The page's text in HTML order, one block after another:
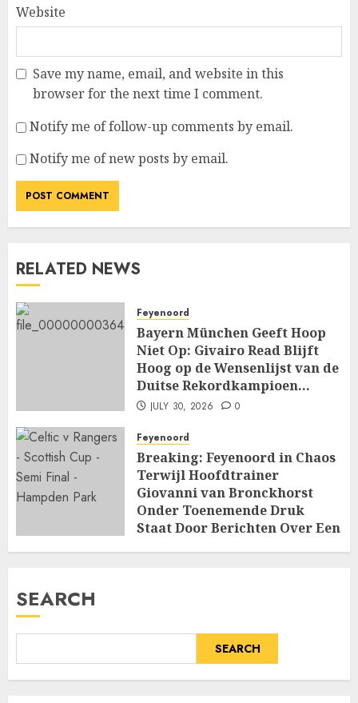
Website
Save my name, email, and website in this
browser for the next time I comment.
Notify me of follow-up comments by email.
Notify me of new posts by email.
RELATED NEWS
Feyenoord
Bayern München Geeft Hoop
Niet Op: Givairo Read Blijft
Hoog op de Wensenlijst van de
Duitse Rekordkampioen…
JULY 30, 2026 0
Feyenoord
Breaking: Feyenoord in Chaos
Terwijl Hoofdtrainer
Giovanni van Bronckhorst
Onder Toenemende Druk
Staat Door Berichten Over Een
SEARCH
SEARCH